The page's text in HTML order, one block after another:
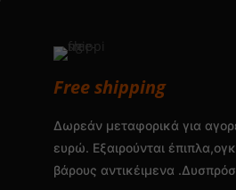
Free shipping
Δωρεάν μεταφορικά για
ευρώ. Εξαιρούνται
βάρους αντικέιμενα